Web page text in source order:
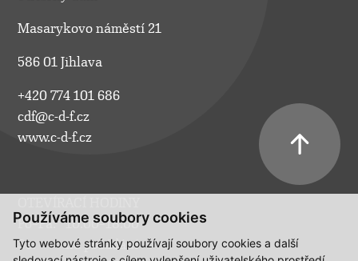
Používáme soubory cookies
Tyto webové stránky používají soubory cookies a další
Masarykovo náměstí 21
586 01 Jihlava
+420 774 101 686
cdf@c-d-f.cz
www.c-d-f.cz
Po–Pá:
10.00–18.00
So:
na požádání